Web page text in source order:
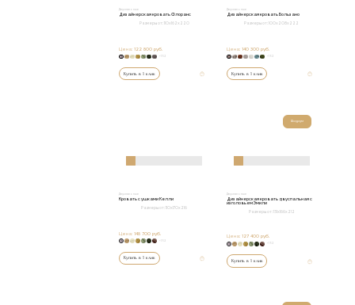
Двуспальные
Дизайнерская кровать Флоранс
Размеры от: 110х162х220
Цена: 122 800 руб.
+152
Купить в 1 клик
Двуспальные
Дизайнерская кровать Бользано
Размеры от: 100x208x222
Цена:140 300 руб.
+152
Купить в 1 клик
Двуспальные
Кровать с ушками Келли
Размеры от: 110х170х216
Цена: 148 700 руб.
+152
Купить в 1 клик
Шоурум
Двуспальные
Дизайнерская кровать двуспальная с
изголовьем Эмили
Размеры от: 151х166х212
Цена:127 400 руб.
+152
Купить в 1 клик